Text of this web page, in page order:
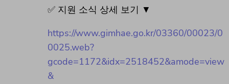
✅ 지원 소식 상세 보기 ▼
https://www.gimhae.go.kr/03360/00023/0
0025.web?
gcode=1172&idx=2518452&amode=view
&